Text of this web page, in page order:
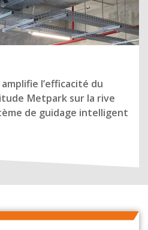
l’efficacité du
Metpark sur la rive
de guidage intelligent